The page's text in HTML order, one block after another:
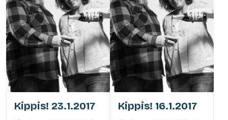
Kippis! 23.1.2017 Kippis! 16.1.2017